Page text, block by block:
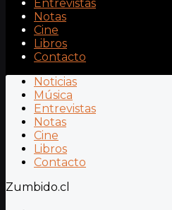
Entrevistas
Notas
Cine
Libros
Contacto
Noticias
Música
Entrevistas
Notas
Cine
Libros
Contacto
Zumbido.cl